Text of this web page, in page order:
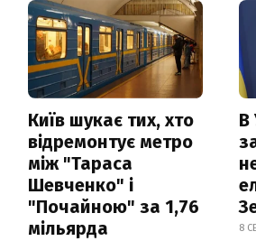
Київ шукає тих, хто
відремонтує метро
між "Тараса
Шевченко" і
"Почайною" за 1,76
мільярда
В
8